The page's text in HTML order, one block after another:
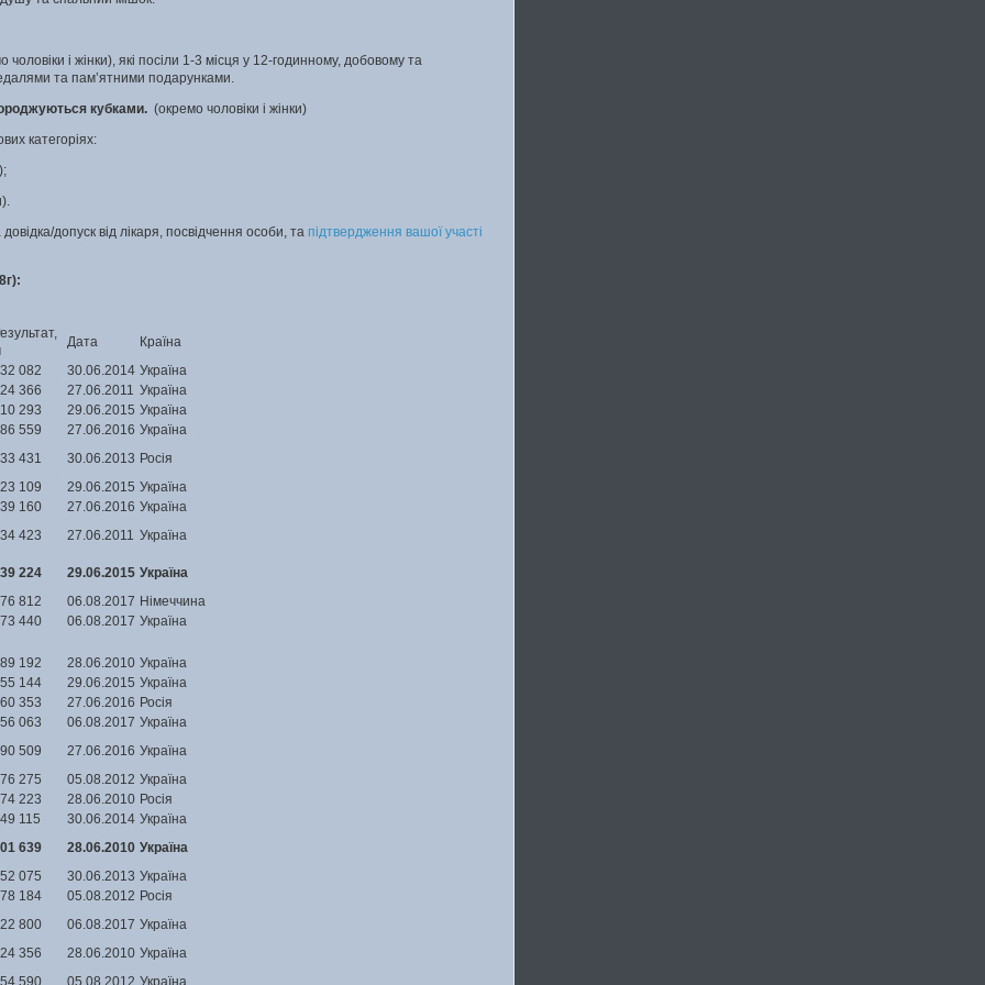
чоловіки і жінки), які посіли 1-3 місця у 12-годинному, добовому та
та пам’ятними подарунками.
кубками.(окремо чоловіки і жінки)
категоріях:
допуск від лікаря, посвідчення особи, та підтвердження вашої участі
Дата
Країна
082
30.06.2014 Україна
366
27.06.2011 Україна
293
29.06.2015 Україна
559
27.06.2016 Україна
431
30.06.2013 Росія
109
29.06.2015 Україна
160
27.06.2016 Україна
423
27.06.2011 Україна
224 29.06.2015 Україна
812
06.08.2017 Німеччина
440
06.08.2017 Україна
192 28.06.2010 Україна
144
29.06.2015 Україна
353
27.06.2016 Росія
063
06.08.2017 Україна
509
27.06.2016 Україна
275
05.08.2012 Україна
223
28.06.2010 Росія
115
30.06.2014 Україна
639
28.06.2010 Україна
075
30.06.2013 Україна
184
05.08.2012 Росія
800
06.08.2017 Україна
356
28.06.2010 Україна
590
05.08.2012 Україна